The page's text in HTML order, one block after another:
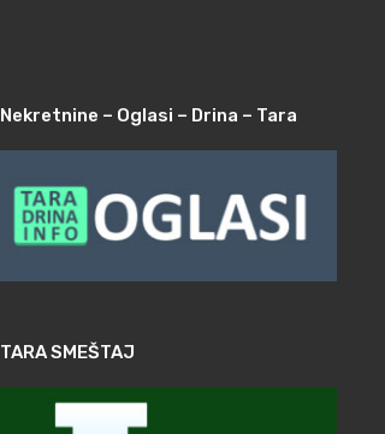
Nekretnine – Oglasi – Drina – Tara
TARA SMEŠTAJ